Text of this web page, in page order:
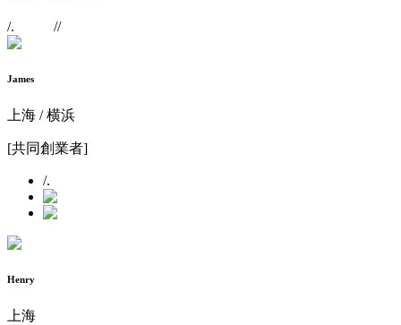
/. //
James
上海 / 横浜
[共同創業者]
/.
Henry
上海